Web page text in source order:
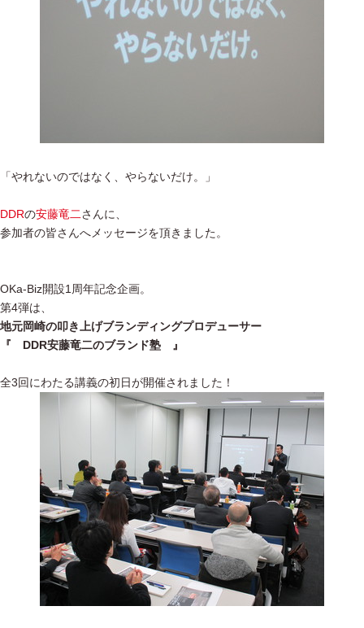
「やれないのではなく、やらないだけ。」
DDRの安藤竜二さんに、
参加者の皆さんへメッセージを頂きました。
OKa-Biz開設1周年記念企画。
第4弾は、
地元岡崎の叩き上げブランディングプロデューサー
『 DDR安藤竜二のブランド塾 』
全3回にわたる講義の初日が開催されました！